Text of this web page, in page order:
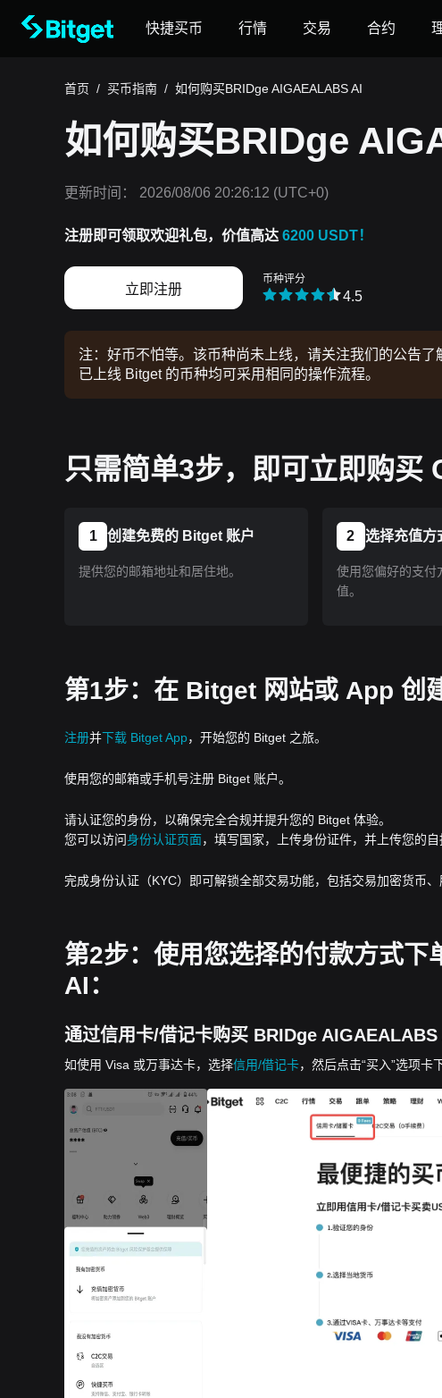
快捷买币 行情 交易 合约
首页 / 买币指南 / 如何购买BRIDge AIGAEALABS AI
如何购买BRIDge
更新时间： 2026/08/06 20:26:12 (UTC+0)
注册即可领取欢迎礼包，价值高达 6200 USDT！
立即注册
币种评分
4.5
注：好币不怕等。该币种尚未上线，请关注我们的公告
已上线 Bitget 的币种均可采用相同的操作流程。
只需简单3步，即可立即购买
1 创建免费的 Bitget 账户
提供您的邮箱地址和居住地。
2 选择充值方
使用您偏好的支付
值。
第1步：在 Bitget 网站或 App 创
注册并下载 Bitget App，开始您的 Bitget 之旅。
使用您的邮箱或手机号注册 Bitget 账户。
请认证您的身份，以确保完全合规并提升您的 Bitget 体验。
您可以访问身份认证页面，填写国家，上传身份证件，并上传您的
完成身份认证（KYC）即可解锁全部交易功能，包括交易加密货币
第2步：使用您选择的付款方式
AI：
通过信用卡/借记卡购买 BRIDge AIGAEALABS
如使用 Visa 或万事达卡，选择信用/借记卡，然后点击“买入”选项卡